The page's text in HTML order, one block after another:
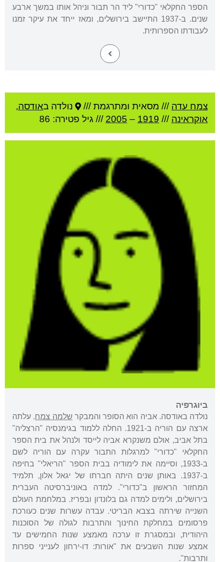
הספר החקלאי "כדורי" ליד הר תבור וניהל אותו במשך ארבע
שנים. ב-1937 התיישב בירושלים, ומאז ייחד את עיקר זמנו
לעבודתו הספרותית.
צמח עדה /// מסאית ומתרגמת /// נולדה באודסה,
אוקראינה ///
1919
–
2005 /// גיל פטירה: 86
ביוגרפיה
נולדה באודסה. אביה הוא הסופר והמבקר שלמה צמח. עלתה
ארצה עם הוריה ב-1921. החלה ללמוד בגימנסיה "הרצליה"
בתל אביב, אולם משנקרא אביה לייסד ולנהל את בית הספר
החקלאי "כדורי" למרגלות התבור עקרה עם הוריה לשם
ב-1933, וסיימה את לימודיה בבית הספר "הריאלי" בחיפה
ב-1937. באותן שנים היתה חברתו של יגאל אלון, תלמיד
המחזור הראשון ב"כדורי". למדה באוניברסיטה העברית
בירושלים, ולימים למדה גם בלונדון ובפריז. במלחמת העולם
השנייה שירתה בצבא הבריטי. עבדה עשרות שנים כעורכת
פרסומים במחלקת החינוך והתרבות לגולה של הסוכנות
היהודית, ובמסגרת זו ערכה מאמצע שנות החמישים עד
אמצע שנות השבעים את "אורות: דו-ירחון לענייני ספרות
ותרבות".